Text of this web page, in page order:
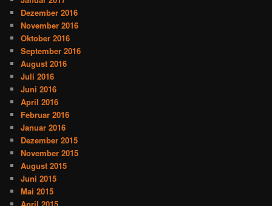
Dezember 2016
November 2016
Oktober 2016
September 2016
August 2016
Juli 2016
Juni 2016
April 2016
Februar 2016
Januar 2016
Dezember 2015
November 2015
August 2015
Juni 2015
Mai 2015